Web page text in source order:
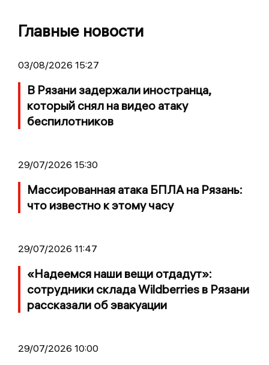
Главные новости
03/08/2026 15:27
В Рязани задержали иностранца,
который снял на видео атаку
беспилотников
29/07/2026 15:30
Массированная атака БПЛА на Рязань:
что известно к этому часу
29/07/2026 11:47
«Надеемся наши вещи отдадут»:
сотрудники склада Wildberries в Рязани
рассказали об эвакуации
29/07/2026 10:00